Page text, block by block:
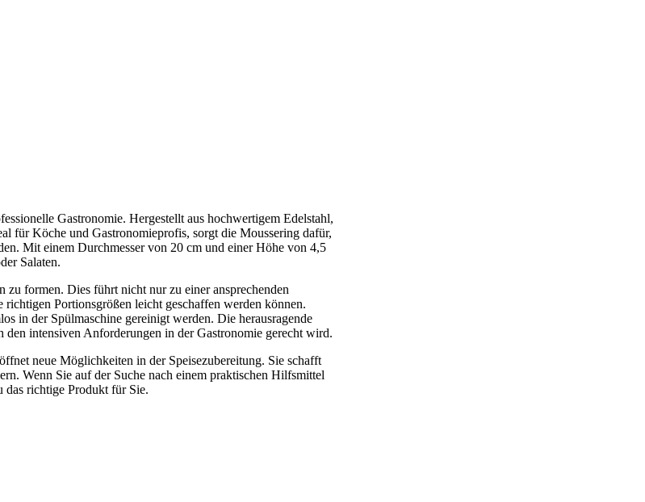
Gastronomie. Hergestellt aus hochwertigem Edelstahl,
für Köche und Gastronomieprofis, sorgt die Moussering dafür,
Mit einem Durchmesser von 20 cm und einer Höhe von 4,5
Salaten.
formen. Dies führt nicht nur zu einer ansprechenden
Portionsgrößen leicht geschaffen werden können.
in der Spülmaschine gereinigt werden. Die herausragende
den intensiven Anforderungen in der Gastronomie gerecht wird.
neue Möglichkeiten in der Speisezubereitung. Sie schafft
Wenn Sie auf der Suche nach einem praktischen Hilfsmittel
das richtige Produkt für Sie.